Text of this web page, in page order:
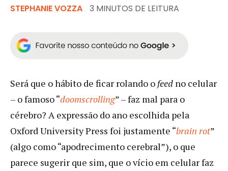
STEPHANIE VOZZA 3 MINUTOS DE LEITURA
Será que o hábito de ficar rolando o feed no celular
– o famoso “doomscrolling” – faz mal para o
cérebro? A expressão do ano escolhida pela
Oxford University Press foi justamente “brain rot”
(algo como “apodrecimento cerebral”), o que
parece sugerir que sim, que o vício em celular faz